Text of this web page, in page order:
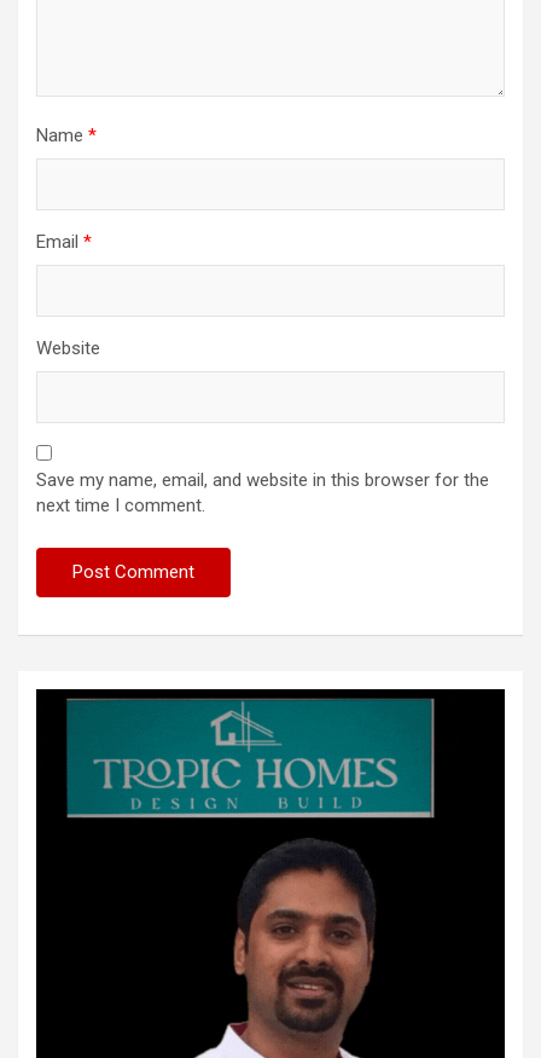
Name *
Email *
Website
Save my name, email, and website in this browser for the
next time I comment.